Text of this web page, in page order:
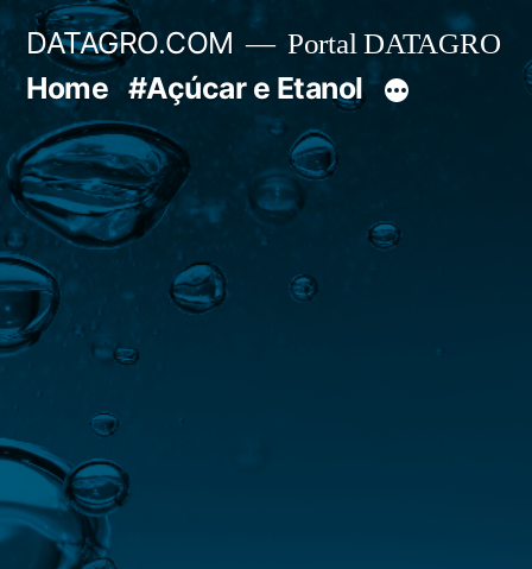
Pular
para
conteúdo
DATAGRO.COM Portal DATAGRO
Home #Açúcar e Etanol